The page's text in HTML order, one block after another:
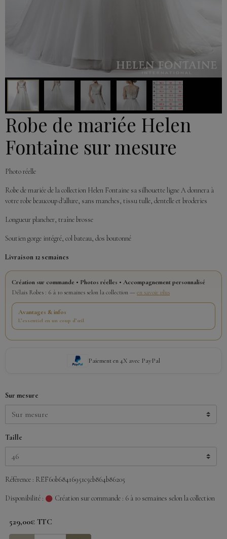
Robe de mariée Helen
Fontaine sur mesure
Photo réelle
Robe de mariée de la collection Helen Fontaine sa silhouette ligne A donnera à
votre robe beaucoup d'allure, sans manches, tissu tulle, dentelle et broderies
Longueur plancher, traîne brosse
Soutien gorge intégré, col bateau, dos boutonné
Livraison 12 semaines
Création sur commande • Photos réelles • Accompagnement personnalisé
Délais Robes : 6 à 10 semaines selon la collection — en savoir plus
Avantages & infos
L’essentiel en un coup d’œil
Paiement en 4X avec PayPal
Sur mesure
Taille
Référence : REF60b68416951c5cb864b86205
Disponibilité : Création sur commande : 6 à 10 semaines selon la collection
529,00€ TTC